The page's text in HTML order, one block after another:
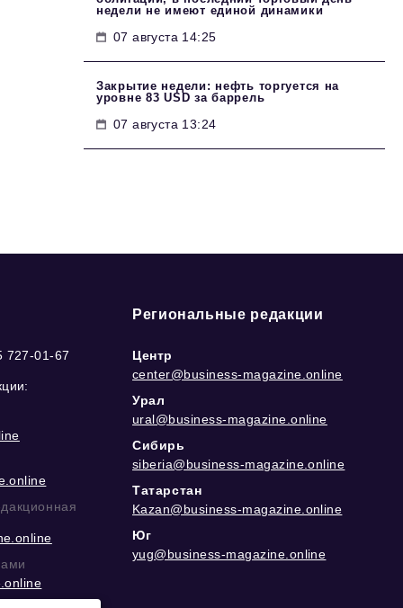
недели не имеют единой динамики
07 августа 14:25
Закрытие недели: нефть торгуется на
уровне 83 USD за баррель
07 августа 13:24
727-01-67
Региональные редакции
Центр
center@business-magazine.online
Урал
ural@business-magazine.online
Сибирь
siberia@business-magazine.online
Татарстан
Kazan@business-magazine.online
Юг
yug@business-magazine.online